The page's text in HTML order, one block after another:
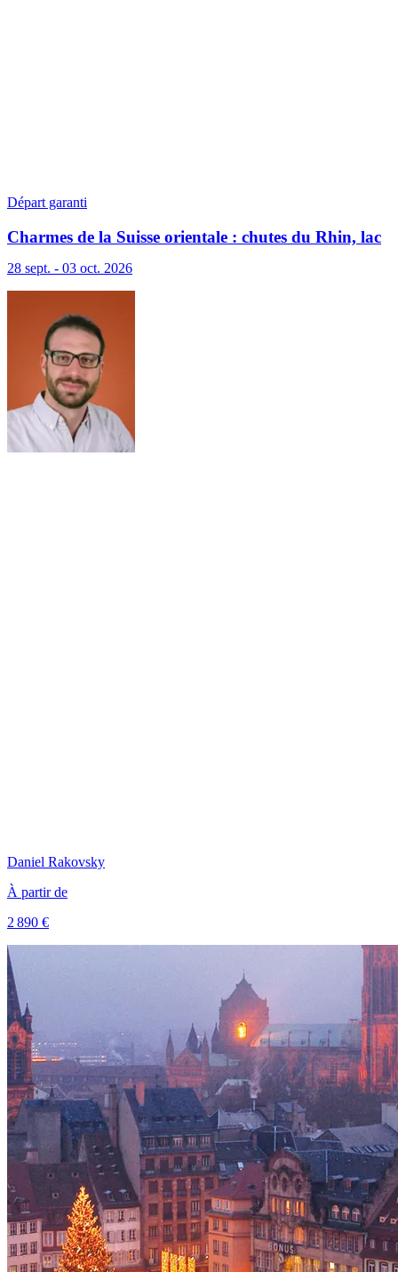
Départ garanti
Charmes de la Suisse orientale : chutes du Rhin, lac
28 sept. - 03 oct. 2026
Daniel Rakovsky
À partir de
2 890 €
Voir le voyage